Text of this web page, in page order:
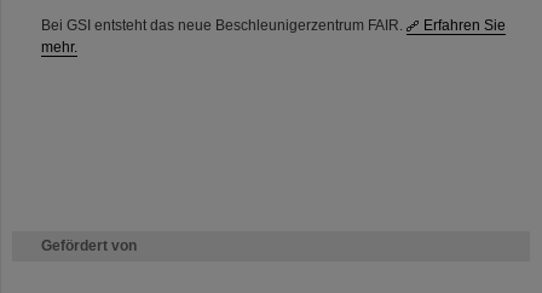
Bei GSI entsteht das neue Beschleunigerzentrum FAIR.
Erfahren Sie
mehr.
Gefördert von